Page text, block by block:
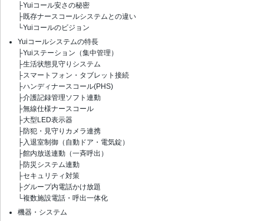
├Yuiコール安さの秘密
├既存ナースコールシステムとの違い
└Yuiコールのビジョン
Yuiコールシステムの特長
├Yuiステーション（集中管理）
├生活状態見守りシステム
├スマートフォン・タブレット接続
├ハンディナースコール(PHS)
├介護記録管理ソフト連動
├無線仕様ナースコール
├大型LED表示器
├防犯・見守りカメラ連携
├入退室制御（自動ドア・電気錠）
├館内放送連動（一斉呼出）
├防災システム連動
├セキュリティ対策
├グループ内電話かけ放題
└複数施設電話・呼出一体化
機器・システム